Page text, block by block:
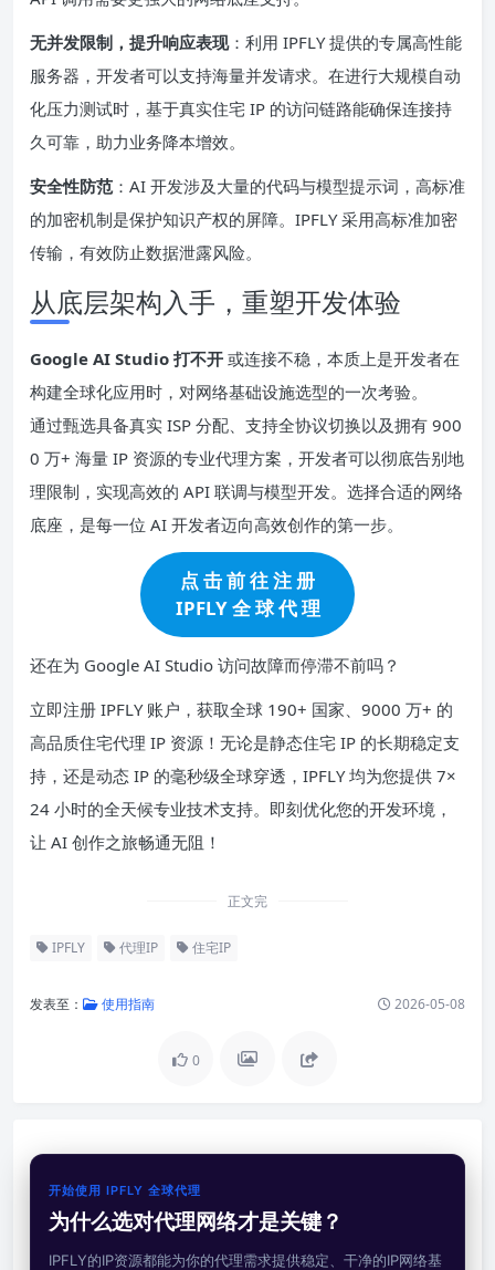
无并发限制，提升响应表现：利用 IPFLY 提供的专属高性能
服务器，开发者可以支持海量并发请求。在进行大规模自动
化压力测试时，基于真实住宅 IP 的访问链路能确保连接持
久可靠，助力业务降本增效。
安全性防范：AI 开发涉及大量的代码与模型提示词，高标准
的加密机制是保护知识产权的屏障。IPFLY 采用高标准加密
传输，有效防止数据泄露风险。
从底层架构入手，重塑开发体验
Google AI Studio 打不开 或连接不稳，本质上是开发者在
构建全球化应用时，对网络基础设施选型的一次考验。
通过甄选具备真实 ISP 分配、支持全协议切换以及拥有 900
0 万+ 海量 IP 资源的专业代理方案，开发者可以彻底告别地
理限制，实现高效的 API 联调与模型开发。选择合适的网络
底座，是每一位 AI 开发者迈向高效创作的第一步。
点 击 前 往 注 册
IPFLY 全 球 代 理
还在为 Google AI Studio 访问故障而停滞不前吗？
立即注册 IPFLY 账户，获取全球 190+ 国家、9000 万+ 的
高品质住宅代理 IP 资源！无论是静态住宅 IP 的长期稳定支
持，还是动态 IP 的毫秒级全球穿透，IPFLY 均为您提供 7×
24 小时的全天候专业技术支持。即刻优化您的开发环境，
让 AI 创作之旅畅通无阻！
正文完
IPFLY 代理IP 住宅IP
发表至： 使用指南 2026-05-08
0
开始使用 IPFLY 全球代理
为什么选对代理网络才是关键？
IPFLY的IP资源都能为你的代理需求提供稳定、干净的IP网络基